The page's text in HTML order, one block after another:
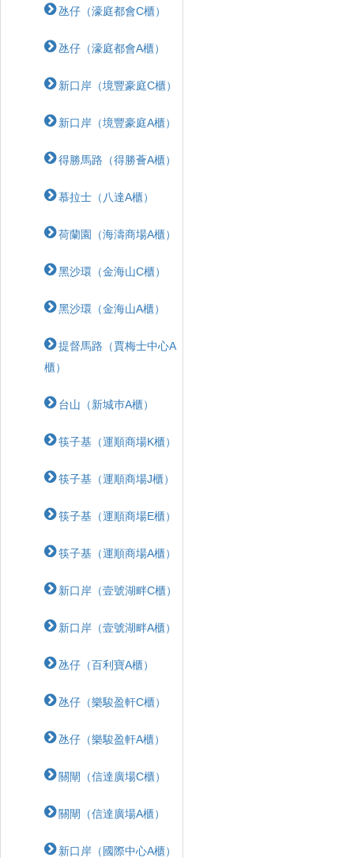
氹仔（濠庭都會C櫃）
氹仔（濠庭都會A櫃）
新口岸（境豐豪庭C櫃）
新口岸（境豐豪庭A櫃）
得勝馬路（得勝薈A櫃）
慕拉士（八達A櫃）
荷蘭園（海濤商場A櫃）
黑沙環（金海山C櫃）
黑沙環（金海山A櫃）
提督馬路（賈梅士中心A
櫃）
台山（新城巿A櫃）
筷子基（運順商場K櫃）
筷子基（運順商場J櫃）
筷子基（運順商場E櫃）
筷子基（運順商場A櫃）
新口岸（壹號湖畔C櫃）
新口岸（壹號湖畔A櫃）
氹仔（百利寶A櫃）
氹仔（樂駿盈軒C櫃）
氹仔（樂駿盈軒A櫃）
關閘（信達廣場C櫃）
關閘（信達廣場A櫃）
新口岸（國際中心A櫃）